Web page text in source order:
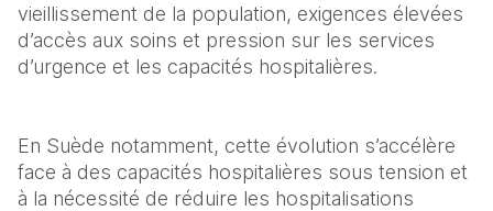
vieillissement de la population, exigences élevées
d’accès aux soins et pression sur les services
d’urgence et les capacités hospitalières.
En Suède notamment, cette évolution s’accélère
face à des capacités hospitalières sous tension et
à la nécessité de réduire les hospitalisations